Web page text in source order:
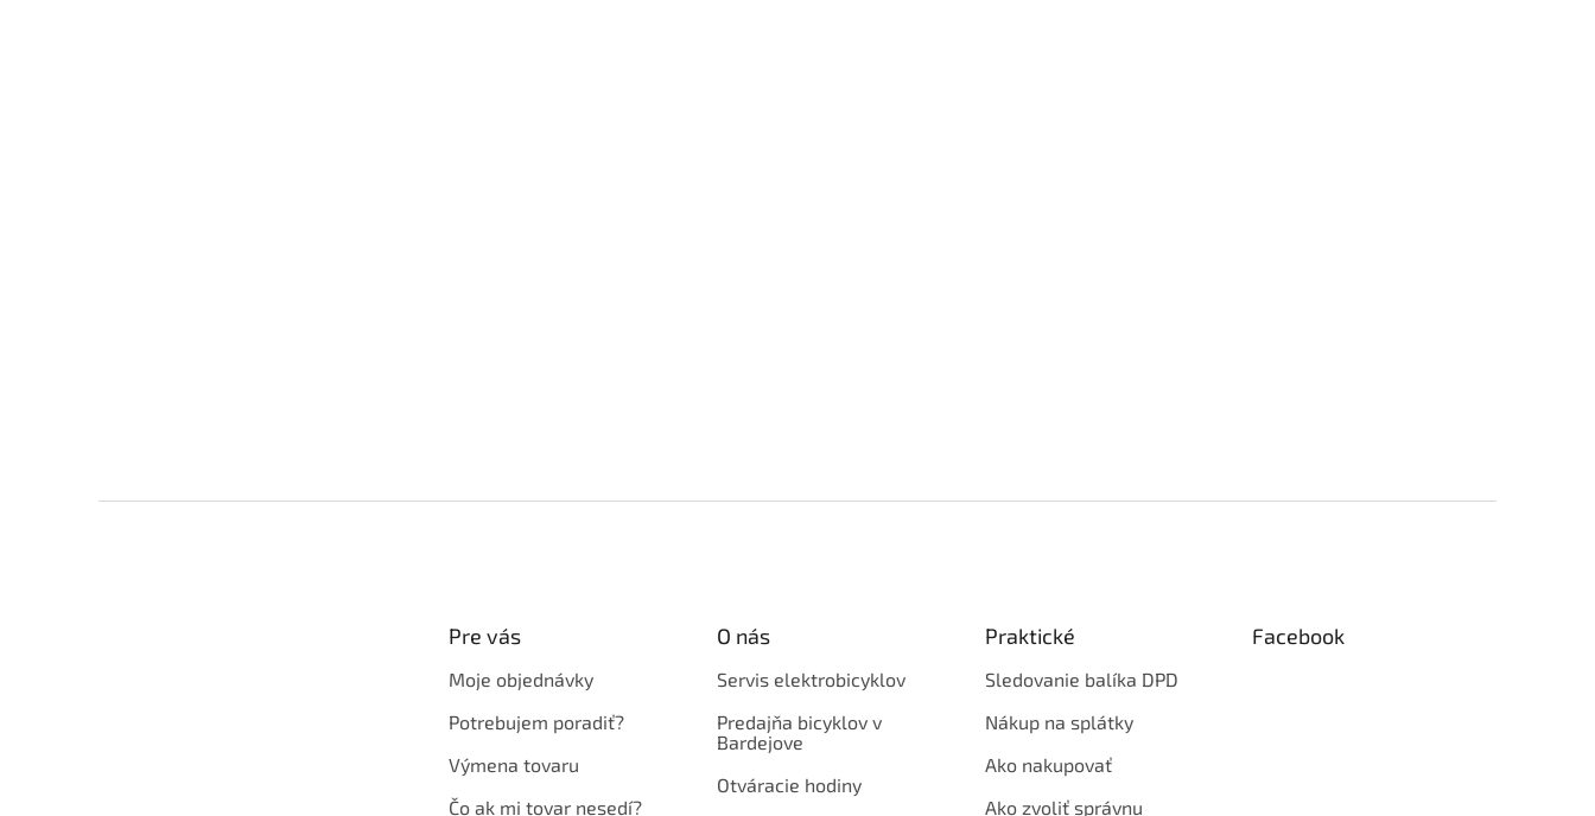
Pre vás
Moje objednávky
Potrebujem poradiť?
Výmena tovaru
Čo ak mi tovar nesedí?
O nás
Servis elektrobicyklov
Predajňa bicyklov v
Bardejove
Otváracie hodiny
Praktické
Sledovanie balíka DPD
Nákup na splátky
Ako nakupovať
Ako zvoliť správnu
Facebook